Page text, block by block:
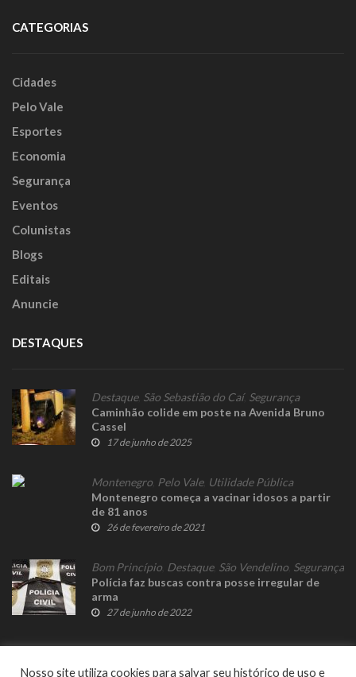
CATEGORIAS
Cidades
Pelo Vale
Esportes
Economia
Segurança
Eventos
Colunistas
Blogs
Editais
Anuncie
DESTAQUES
Destaque, São Sebastião do Caí, Segurança
Caminhão colide em poste na Avenida Bruno
Cassel
17 de junho de 2025
Montenegro Pelo Vale, Utilidade Pública
Montenegro começa a vacinar idosos a partir
de 81 anos
26 de fevereiro de 2021
Bom Princípio Destaque, São Vendelino Segurança
Polícia faz buscas contra posse irregular de
arma
27 de junho de 2022
Nosso site utiliza cookies para salvar seu histórico de uso e